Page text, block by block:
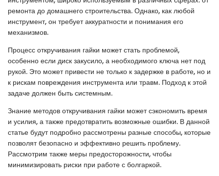
ремонта до домашнего строительства. Однако, как любой
инструмент, он требует аккуратности и понимания его
механизмов.
Процесс откручивания гайки может стать проблемой,
особенно если диск закусило, а необходимого ключа нет под
рукой. Это может привести не только к задержке в работе, но и
к рискам повреждения инструмента или травм. Подход к этой
задаче должен быть системным.
Знание методов откручивания гайки может сэкономить время
и усилия, а также предотвратить возможные ошибки. В данной
статье будут подробно рассмотрены разные способы, которые
позволят безопасно и эффективно решить проблему.
Рассмотрим также меры предосторожности, чтобы
минимизировать риски при работе с болгаркой.